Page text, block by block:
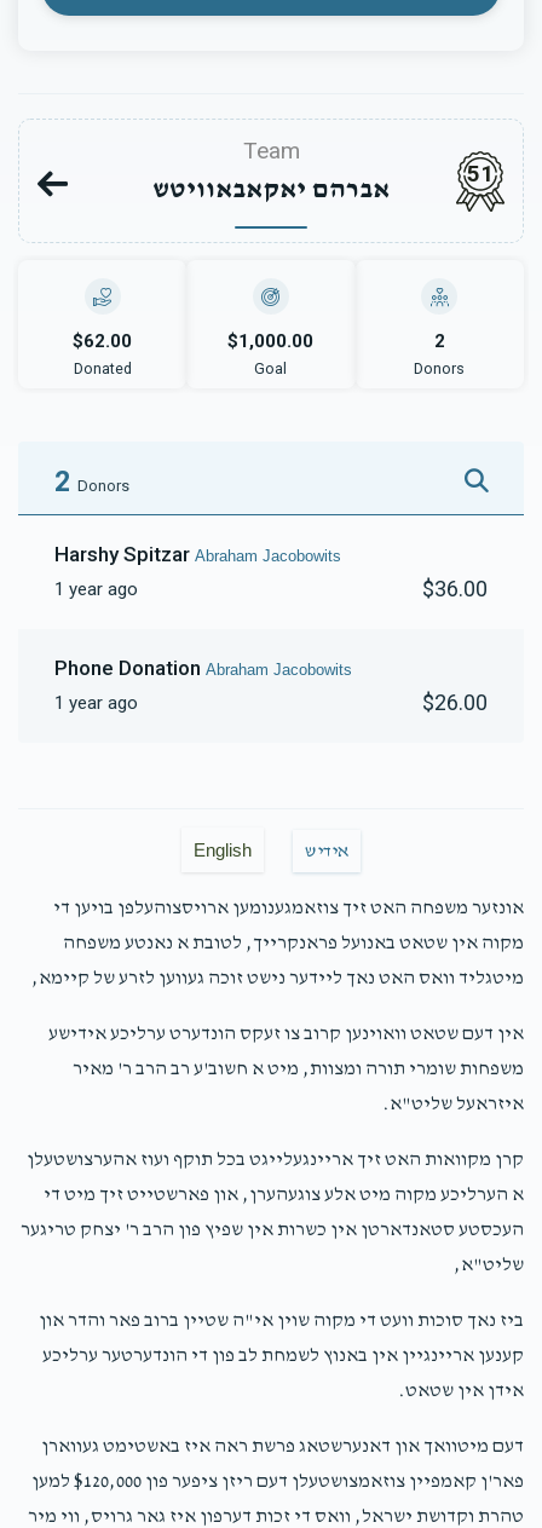
Team
אברהם יאקאבאוויטש
51
$62.00
Donated
$1,000.00
Goal
2
Donors
2 Donors
Harshy Spitzar Abraham Jacobowits
1 year ago $36.00
Phone Donation Abraham Jacobowits
1 year ago $26.00
English אידיש
אונזער משפחה האט זיך צוזאמגענומען ארויסצוהעלפן בויען די
מקוה אין שטאט באנועל פראנקרייך, לטובת א נאנטע משפחה
מיטגליד וואס האט נאך ליידער נישט זוכה געווען לזרע של קיימא,
אין דעם שטאט וואוינען קרוב צו זעקס הונדערט ערליכע אידישע
משפחות שומרי תורה ומצוות, מיט א חשוב'ע רב הרב ר' מאיר
איזראעל שליט"א.
קרן מקוואות האט זיך אריינגעלייגט בכל תוקף ועוז אהערצושטעלן
א הערליכע מקוה מיט אלע צוגעהערן, און פארשטייט זיך מיט די
העכסטע סטאנדארטן אין כשרות אין שפיץ פון הרב ר' יצחק טריגער
שליט"א,
ביז נאך סוכות וועט די מקוה שוין אי"ה שטיין ברוב פאר והדר און
קענען אריינגיין אין באנוץ לשמחת לב פון די הונדערטער ערליכע
אידן אין שטאט.
דעם מיטוואך און דאנערשטאג פרשת ראה איז באשטימט געווארן
פאר'ן קאמפיין צוזאמצושטעלן דעם ריזן ציפער פון $120,000 למען
טהרת וקדושת ישראל, וואס די זכות דערפון איז גאר גרויס, ווי מיר